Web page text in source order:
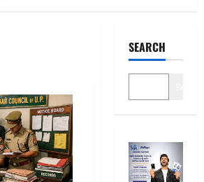
SEARCH